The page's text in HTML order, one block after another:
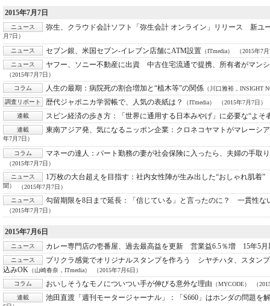
2015年7月7日
ニュース
弥生、クラウド会計ソフト「弥生会計 オンライン」リリース 新ユ
月7日）
ニュース セブン銀、米国セブン-イレブン店舗にATM設置 （ITmedia）
（2015年7
ニュース
ヤフー、ソニー不動産に出資 中古住宅流通で提携、所有者がマン
（2015年7月7日）
コラム
人生の最期： 病院死の割合増加と“植木等”の関係 （川口雅裕，INSIGHT
調査リポート
歴代ジャポニカ学習帳で、人気の表紙は？ （ITmedia）
（2015年7月7日）
連載
スピン経済の歩き方： 「世界に通用する日本みやげ」に必要な“よそ
連載 東南アジア発、気になるニッポン企業： クロネコヤマトがマレーシ
年7月7日）
コラム マネーの達人： パート勤務の妻が社会保険に入ったら、夫婦の手取
（2015年7月7日）
ニュース
1万枚の大台超えを目指す： 社内女性陣が生み出した“おしゃれ肌着
聞）
（2015年7月7日）
ニュース
勾留期限を8日まで延長： 「信じている」と言ったのに？ 一貫性な
（2015年7月7日）
2015年7月6日
ニュース カレー専門店の壱番屋、過去最高益を更新 営業益6.5％増 15年5月
ニュース
プリクラ感覚でオリジナルスタンプを作ろう シヤチハタ、スタン
込みOK （山崎春奈，ITmedia）
（2015年7月6日）
コラム
おいしそうなモノについつい手が伸びる意外な理由 （MYCODE）
（
連載
池田直渡「週刊モータージャーナル」：
「S660」はホンダの問題を